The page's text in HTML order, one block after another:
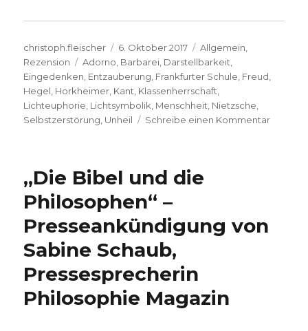
Autor
christoph.fleischer
Veröffentlicht
am
6. Oktober 2017 Kategorien
Allgemein
Rezension
Schlagwörter
Adorno Barbarei Darstellbarkeit
Eingedenken Entzauberung Frankfurter Schule Freud
Hegel Horkheimer Kant Klassenherrschaft
Lichteuphorie Lichtsymbolik Menschheit Nietzsche
Selbstzerstörung Unheil Schreibe einen Kommentarzu
„Die Bibel und die
Philosophen“ –
Presseankündigung von
Sabine Schaub,
Pressesprecherin
Philosophie Magazin